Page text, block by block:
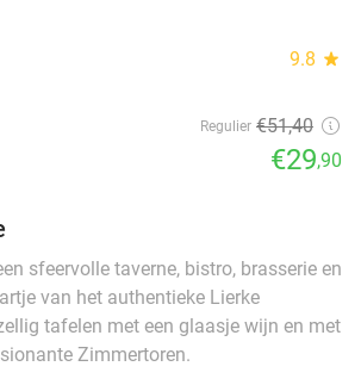
9.8 star
Regulier €51,40
€29,90
sfeervolle taverne, bistro, brasserie en
van het authentieke Lierke
tafelen met een glaasje wijn en met
Zimmertoren.